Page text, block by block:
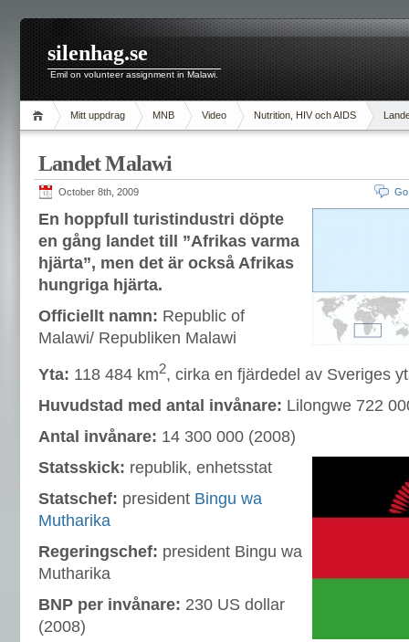
silenhag.se
Emil on volunteer assignment in Malawi.
Mitt uppdrag MNB Video Nutrition, HIV och AIDS
Landet Malawi
October 8th, 2009
En hoppfull turistindustri döpte
en gång landet till ”Afrikas varma
hjärta”, men det är också Afrikas
hungriga hjärta.
Officiellt namn: Republic of
Malawi/ Republiken Malawi
Yta: 118 484 km2, cirka en fjärdedel av Sveriges
Huvudstad med antal invånare: Lilongwe 722
Antal invånare: 14 300 000 (2008)
Statsskick: republik, enhetsstat
Statschef: president Bingu wa
Mutharika
Regeringschef: president Bingu wa
Mutharika
BNP per invånare: 230 US dollar
(2008)